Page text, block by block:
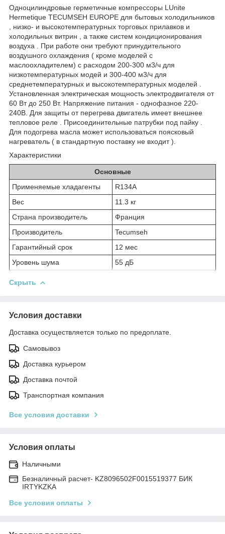
Одноцилиндровые герметичные компрессоры LUnite
Hermetique TECUMSEH EUROPE для бытовых холодильников
, низко- и высокотемпературных торговых прилавков и
холодильных витрин , а также систем кондиционирования
воздуха . При работе они требуют принудительного
воздушного охлаждения ( кроме моделей с
маслоохладителем) с расходом 200-300 м3/ч для
низкотемпературных модей и 300-400 м3/ч для
среднетемпературных и высокотемпературных моделей .
Установленная электрическая мощность электродвигателя от
60 Вт до 250 Вт. Напряжение питания - однофазное 220-
240В. Для защиты от перегрева двигатель имеет внешнее
тепловое реле . Присоединительные патрубки под пайку .
Для подогрева масла может использоваться поясковый
нагреватель ( в стандартную поставку не входит ).
Характеристики
Основные
Применяемые хладагенты
R134A
Вес
11.3 кг
Страна производитель
Франция
Производитель
Tecumseh
Гарантийный срок
12 мес
Уровень шума
55 дБ
Скрыть
Условия доставки
Доставка осуществляется только по предоплате.
Самовывоз
Доставка курьером
Доставка почтой
Транспортная компания
Все условия доставки
Условия оплаты
Наличными
Безналичный расчет- KZ8096502F0015519377 БИК
IRTYKZKA
Все условия оплаты